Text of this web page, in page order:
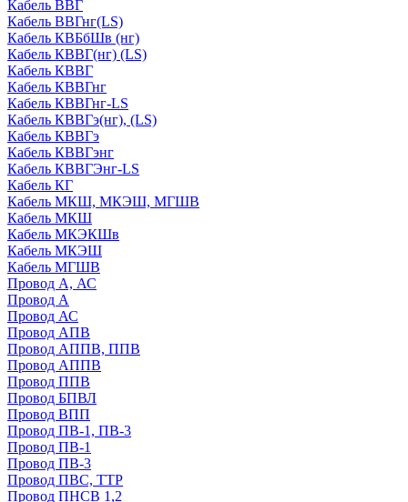
Кабель ВВГ
Кабель ВВГнг(LS)
Кабель КВБбШв (нг)
Кабель КВВГ(нг) (LS)
Кабель КВВГ
Кабель КВВГнг
Кабель КВВГнг-LS
Кабель КВВГэ(нг), (LS)
Кабель КВВГэ
Кабель КВВГэнг
Кабель КВВГЭнг-LS
Кабель КГ
Кабель МКШ, МКЭШ, МГШВ
Кабель МКШ
Кабель МКЭКШв
Кабель МКЭШ
Кабель МГШВ
Провод А, АС
Провод А
Провод АС
Провод АПВ
Провод АППВ, ППВ
Провод АППВ
Провод ППВ
Провод БПВЛ
Провод ВПП
Провод ПВ-1, ПВ-3
Провод ПВ-1
Провод ПВ-3
Провод ПВС, ТТР
Провод ПНСВ 1,2